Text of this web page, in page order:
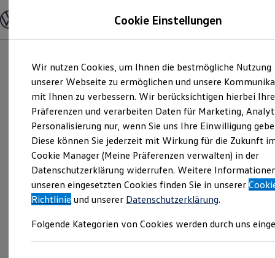
Hauptinhalt
springen
Footer
springen
Modelle und Konfigurator
Modelle vergleichen
Elektroautos
ENERGY Sondermodelle
Nutzfahrzeuge
SUV und CUV
Familienautos
Kombis
Kompaktwagen
Sportwagen
Schnell verfügbare Fahrzeuge
Angebote und Produkte
Aktuelle Angebote
E-Auto-Förderung
Volkswagen Marktplatz
Junge Gebrauchtwagen und Gebrauchtwagen
Cookie Einstellungen
Wir nutzen Cookies, um Ihnen die bestmögliche Nutzung
unserer Webseite zu ermöglichen und unsere
mit Ihnen zu verbessern. Wir berücksichtigen hierbei Ihre
Präferenzen und verarbeiten Daten für Marketing,
Personalisierung nur, wenn Sie uns Ihre Einwilligung
Diese können Sie jederzeit mit Wirkung für die Zukunft
Cookie Manager (Meine Präferenzen verwalten) in der
Datenschutzerklärung widerrufen. Weitere
unseren eingesetzten Cookies finden Sie in unserer
Richtlinie und unserer Datenschutzerklärung.
Folgende Kategorien von Cookies werden durch uns